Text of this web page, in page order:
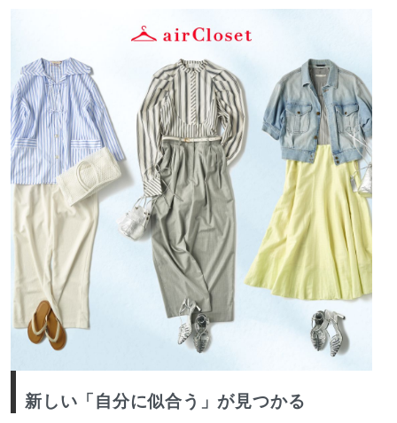
新しい「自分に似合う」が見つかる